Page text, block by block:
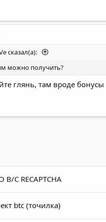
сказал(а):
можно получить?
глянь, там вроде
B/C RECAPTCHA
btc (точилка)